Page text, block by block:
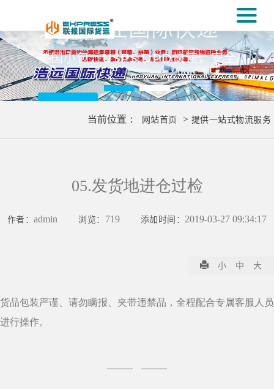
义乌专业国际快递
美国小包，USPS,DPD快速，安全
当前位置： 网站首页 > 提供一站式物流服务
05.发货地进仓过检
作者：admin 浏览： 719 添加时间：2019-03-27 09:34:17
小 中 大
货品包装严谨、请勿瞒报、夹带违禁品，全程配合专属客服人员
进行操作。